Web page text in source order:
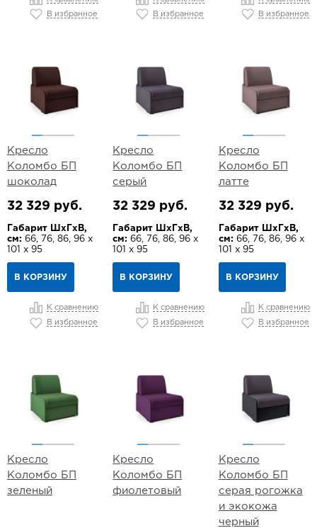
В избранное В избранное В избранное
Кресло
Коломбо БП
шоколад
32 329 руб.
Габарит ШхГхВ,
см: 66, 76, 86, 96 х
101 х 95
В КОРЗИНУ
К сравнению
В избранное
Кресло
Коломбо БП
серый
32 329 руб.
Габарит ШхГхВ,
см: 66, 76, 86, 96 х
101 х 95
В КОРЗИНУ
К сравнению
В избранное
Кресло
Коломбо БП
латте
32 329 руб.
Габарит ШхГхВ,
см: 66, 76, 86, 96 х
101 х 95
В КОРЗИНУ
К сравнению
В избранное
Кресло
Коломбо БП
зеленый
Кресло
Коломбо БП
фиолетовый
Кресло
Коломбо БП
серая рогожка
и экокожа
черный